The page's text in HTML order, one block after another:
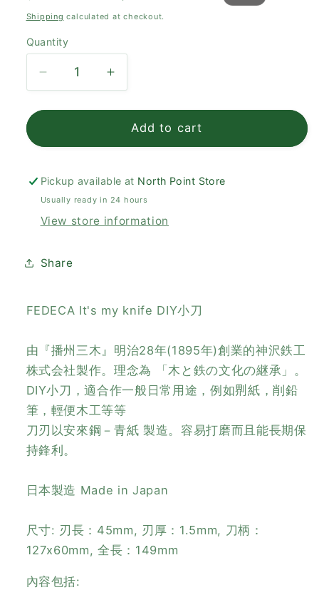
price
price
Shipping calculated at checkout.
Quantity
Quantity
Decrease
quantity
for
my
Craft
Standard
素
青
二
+
木
雕
貓
套
裝
Increase
quantity
for
It&#39;s
my
Craft
Standard
素
二
+
木
雕
貓
套
裝
Add to cart
Pickup available at North Point Store
Usually ready in 24 hours
View store information
Share
FEDECA It's my knife DIY小刀
由『播州三木』明治28年(1895年)創業的神沢鉄工
株式会社製作。理念為 「木と鉄の文化の継承」。
DIY小刀，適合作一般日常用途，例如𠝹紙，削鉛
筆，輕便木工等等
刀刃以安來鋼－青紙 製造。容易打磨而且能長期保
持鋒利。
日本製造 Made in Japan
尺寸: 刃長：45mm, 刃厚：1.5mm, 刀柄：
127x60mm, 全長：149mm
內容包括: